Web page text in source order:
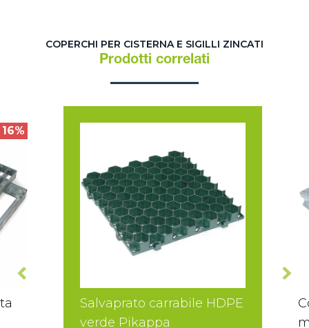
COPERCHI PER CISTERNA E SIGILLI ZINCATI
Prodotti correlati
16%
Salvaprato carrabile HDPE
verde Pikappa